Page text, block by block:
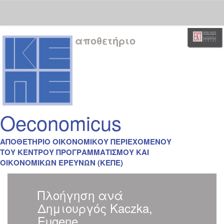
Skip
navigation
αποθετήριο
Oeconomicus
ΑΠΟΘΕΤΗΡΙΟ ΟΙΚΟΝΟΜΙΚΟΥ ΠΕΡΙΕΧΟΜΕΝΟΥ
ΤΟΥ ΚΕΝΤΡΟΥ ΠΡΟΓΡΑΜΜΑΤΙΣΜΟΥ ΚΑΙ
ΟΙΚΟΝΟΜΙΚΩΝ ΕΡΕΥΝΩΝ (ΚΕΠΕ)
Πλοήγηση ανά
Δημιουργός Kaczka,